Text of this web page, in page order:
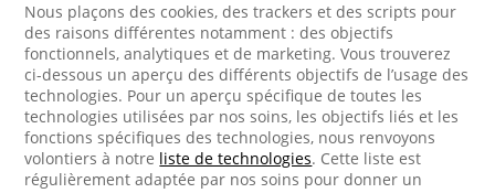
Nous plaçons des cookies, des trackers et des scripts pour
des raisons différentes notamment : des objectifs
fonctionnels, analytiques et de marketing. Vous trouverez
ci-dessous un aperçu des différents objectifs de l’usage des
technologies. Pour un aperçu spécifique de toutes les
technologies utilisées par nos soins, les objectifs liés et les
fonctions spécifiques des technologies, nous renvoyons
volontiers à notre liste de technologies. Cette liste est
régulièrement adaptée par nos soins pour donner un